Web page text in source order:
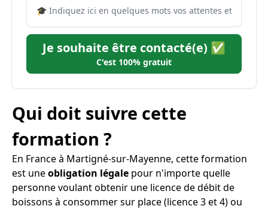
Je souhaite être contacté(e) ✅
C'est 100% gratuit
Qui doit suivre cette
formation ?
En France à Martigné-sur-Mayenne, cette formation
est uneobligation légale pour n'importe quelle
personne voulant obtenir une licence de débit de
boissons à consommer sur place (licence 3 et 4) ou